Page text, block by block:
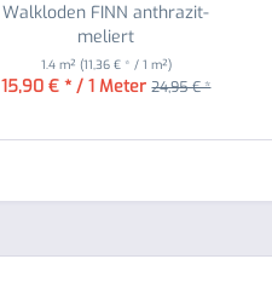
Walkloden FINN anthrazit-
meliert
1.4 m² (11,36 € * / 1 m²)
15,90 € * / 1 Meter 24,95 € *